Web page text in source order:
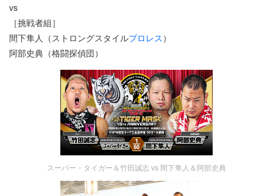
vs
［挑戦者組］
間下隼人（ストロングスタイルプロレス ）
阿部史典（格闘探偵団）
スーパー・タイガー＆竹田誠志 vs 間下隼人＆阿部史典